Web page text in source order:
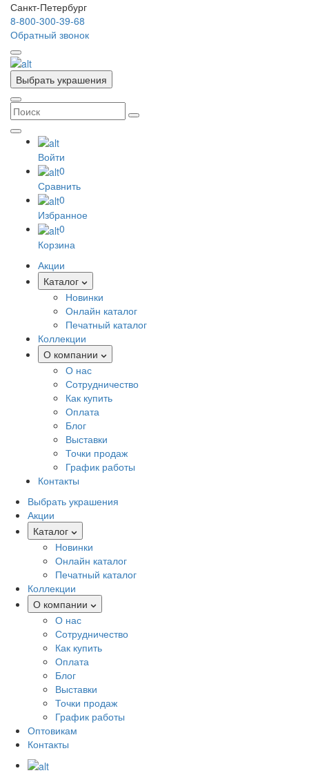
Санкт-Петербург
8-800-300-39-68
Обратный звонок
Выбрать украшения
Войти
0
Сравнить
0
Избранное
0
Корзина
Акции
Каталог
Новинки
Онлайн каталог
Печатный каталог
Коллекции
О компании
О нас
Сотрудничество
Как купить
Оплата
Блог
Выставки
Точки продаж
График работы
Контакты
Выбрать украшения
Акции
Каталог
Новинки
Онлайн каталог
Печатный каталог
Коллекции
О компании
О нас
Сотрудничество
Как купить
Оплата
Блог
Выставки
Точки продаж
График работы
Оптовикам
Контакты